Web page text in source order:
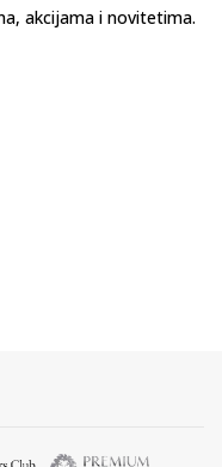
akcijama i novitetima.